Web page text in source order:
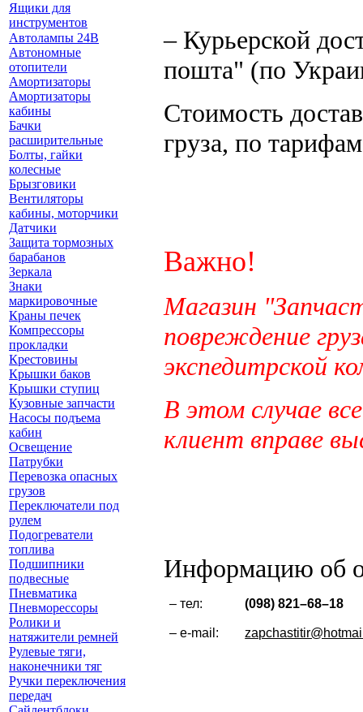
Ящики для
инструментов
Автолампы 24В
Автономные
отопители
Амортизаторы
Амортизаторы
кабины
Бачки
расширительные
Болты, гайки
колесные
Брызговики
Вентиляторы
кабины, моторчики
Датчики
Защита тормозных
барабанов
Зеркала
Знаки
маркировочные
Краны печек
Компрессоры
прокладки
Крестовины
Крышки баков
Крышки ступиц
Кузовные запчасти
Насосы подъема
кабин
Освещение
Патрубки
Перевозка опасных
грузов
Переключатели под
рулем
Подогреватели
топлива
Подшипники
подвесные
Пневматика
Пневморессоры
Ролики и
натяжители ремней
Рулевые тяги,
наконечники тяг
Ручки переключения
передач
– Курьерской
пошта" (по
Стоимость
груза, по
Важно!
Магазин
повреждение
экспедитрской
В этом случае
клиент вправе
Информацию об
– тел: (098) 821–68–18
– e-mail: